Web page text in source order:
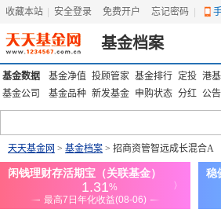
收藏本站 安全登录 免费开户 忘记密码
基金档案
基金数据 基金净值 投顾管家 基金排行 定投 港基
基金公司
基金品种 新发基金 申购状态 分红 公告
天天基金网 > 基金档案 > 招商资管智远成长混合A